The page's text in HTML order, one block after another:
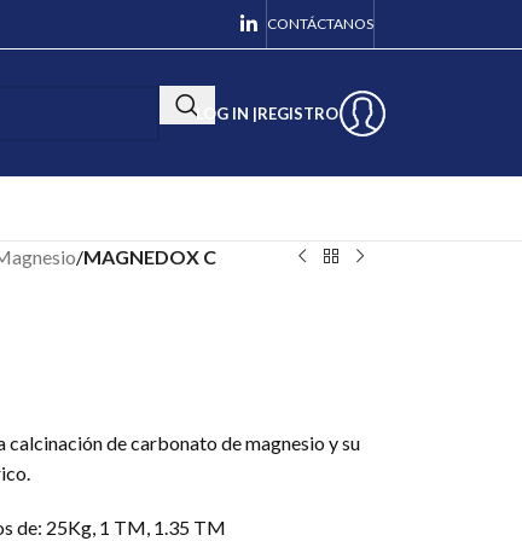
CONTÁCTANOS
LOG IN |REGISTRO
/MAGNEDOX C
de carbonato de magnesio y su
de: 25Kg, 1 TM, 1.35 TM